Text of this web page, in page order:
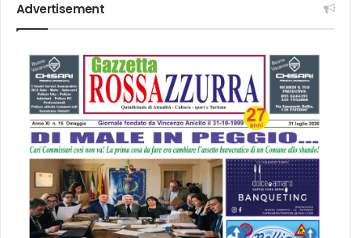
Advertisement